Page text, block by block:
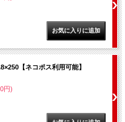
【ネコポス利用可能】
円)